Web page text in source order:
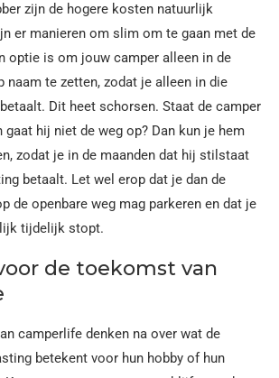
zijn de hogere kosten natuurlijk
er manieren om slim om te gaan met de
optie is om jouw camper alleen in de
naam te zetten, zodat je alleen in die
Dit heet schorsen. Staat de camper
hij niet de weg op? Dan kun je hem
zodat je in de maanden dat hij stilstaat
betaalt. Let wel erop dat je dan de
de openbare weg mag parkeren en dat je
tijdelijk stopt.
de toekomst van
camperlife denken na over wat de
betekent voor hun hobby of hun